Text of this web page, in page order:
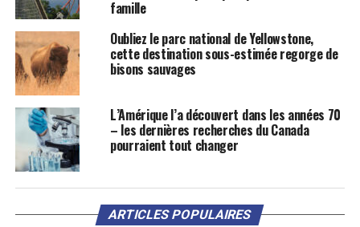
famille
Oubliez le parc national de Yellowstone,
cette destination sous-estimée regorge de
bisons sauvages
L’Amérique l’a découvert dans les années 70
– les dernières recherches du Canada
pourraient tout changer
ARTICLES POPULAIRES